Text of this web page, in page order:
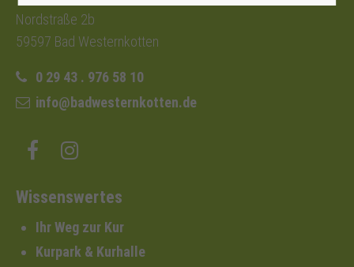
Nordstraße 2b
59597 Bad Westernkotten
0 29 43 . 976 58 10
info@badwesternkotten.de
Wissenswertes
Ihr Weg zur Kur
Kurpark & Kurhalle